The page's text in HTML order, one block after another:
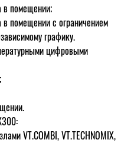
в помещении;
в помещении c ограничением
графику.
цифровыми
VT.COMBI, VT.TECHNOMIX,